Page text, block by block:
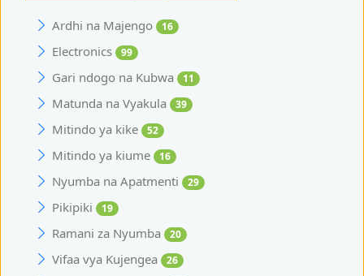
Ardhi na Majengo 16
Electronics 99
Gari ndogo na Kubwa 11
Matunda na Vyakula 39
Mitindo ya kike 52
Mitindo ya kiume 16
Nyumba na Apatmenti 29
Pikipiki 19
Ramani za Nyumba 20
Vifaa vya Kujengea 26